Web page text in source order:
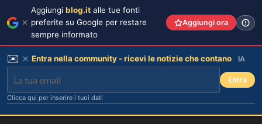
Aggiungi blog.it alle tue fonti
preferite su Google per restare
sempre informato
Aggiungi ora
✉️ Entra nella community - ricevi le notizie che contano IA
Entra
Clicca qui per inserire i tuoi dati